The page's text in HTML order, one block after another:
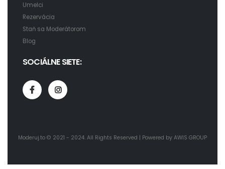
Umelci
Rezervácia
Staň sa Moderátorom
Blog
SOCIÁLNE SIETE:
Moderuj.to © 2021 - 2024. All Rights Reserved | Powered by AWIS GROUP